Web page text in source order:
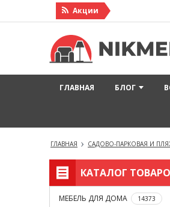
Акции
ГЛАВНАЯ БЛОГ
ГЛАВНАЯ САДОВО-ПАРКОВАЯ И
КАТАЛОГ
МЕБЕЛЬ ДЛЯ ДОМА 14373